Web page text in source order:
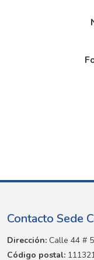
Contacto Sede
Dirección: Calle 44 #
Código postal: